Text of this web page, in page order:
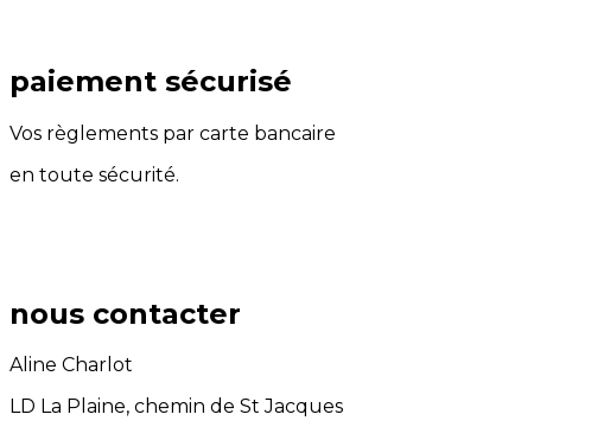
paiement sécurisé
Vos règlements par carte bancaire
en toute sécurité.
nous contacter
Aline Charlot
LD La Plaine, chemin de St Jacques